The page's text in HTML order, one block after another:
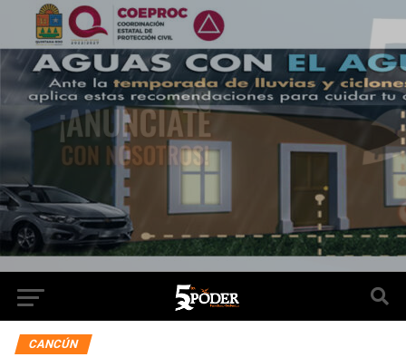
CANCÚN